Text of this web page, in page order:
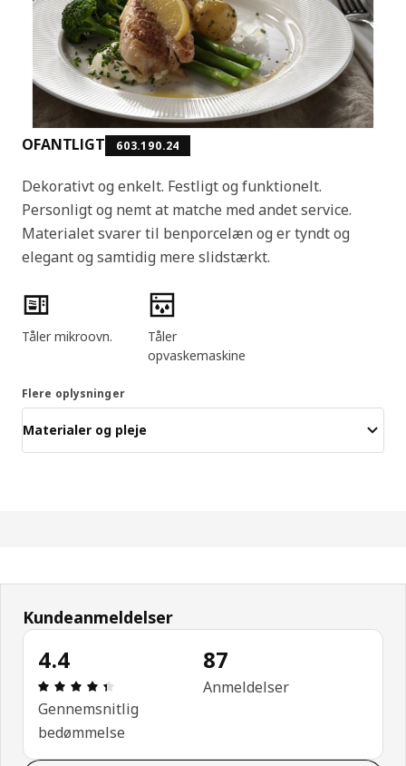
OFANTLIGT 603.190.24
Dekorativt og enkelt. Festligt og funktionelt.
Personligt og nemt at matche med andet service.
Materialet svarer til benporcelæn og er tyndt og
elegant og samtidig mere slidstærkt.
Produktfunktioner
Tåler mikroovn.
Tåler
opvaskemaskine
Flere oplysninger
Materialer og pleje
Kundeanmeldelser
4.4
Anmeldelse: 4.4 Ud af 5 Stjerner. Anmeldelser i
Gennemsnitlig
bedømmelse
87
Anmeldelser